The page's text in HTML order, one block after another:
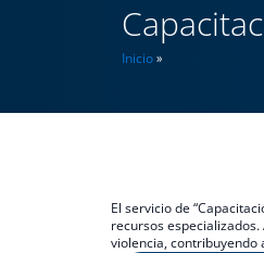
Inicio »
El servicio de
recursos
violencia, contribuyendo